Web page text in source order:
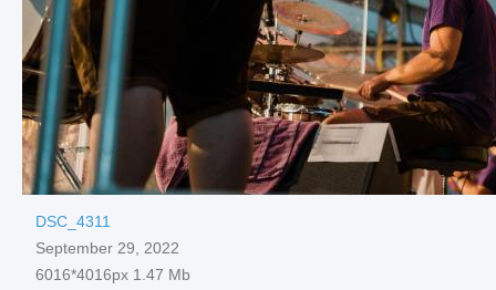
DSC_4311
September 29, 2022
6016*4016px 1.47 Mb